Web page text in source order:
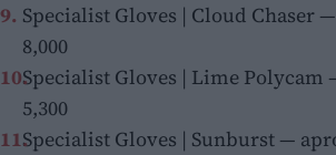
Specialist Gloves | Cloud Chaser
8,000
Specialist Gloves | Lime Polycam
5,300
Specialist Gloves | Sunburst —